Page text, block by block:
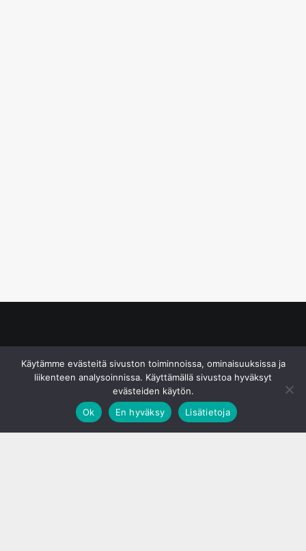
Käytämme evästeitä sivuston toiminnoissa, ominaisuuksissa ja
liikenteen analysoinnissa. Käyttämällä sivustoa hyväksyt
evästeiden käytön.
Ok
En hyväksy Lisätietoja